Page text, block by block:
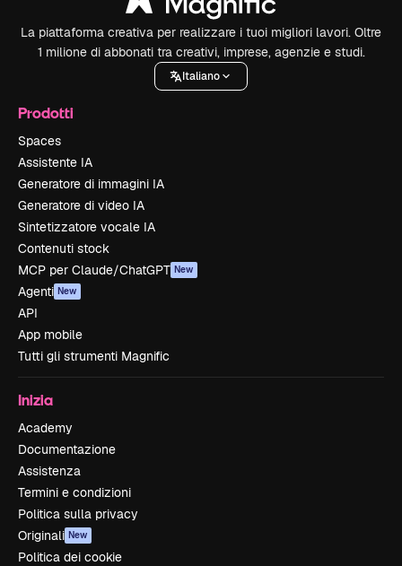
La piattaforma creativa per realizzare i tuoi migliori lavori. Oltre
1 milione di abbonati tra creativi, imprese, agenzie e studi.
Italiano
Prodotti
Spaces
Assistente IA
Generatore di immagini IA
Generatore di video IA
Sintetizzatore vocale IA
Contenuti stock
MCP per Claude/ChatGPT New
Agenti New
API
App mobile
Tutti gli strumenti Magnific
Inizia
Academy
Documentazione
Assistenza
Termini e condizioni
Politica sulla privacy
Originali New
Politica dei cookie